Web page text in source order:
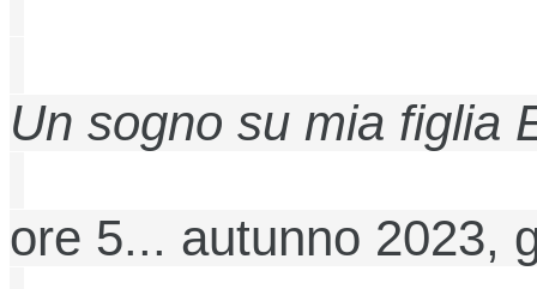
Un sogno su mia figlia
ore 5... autunno 2023,